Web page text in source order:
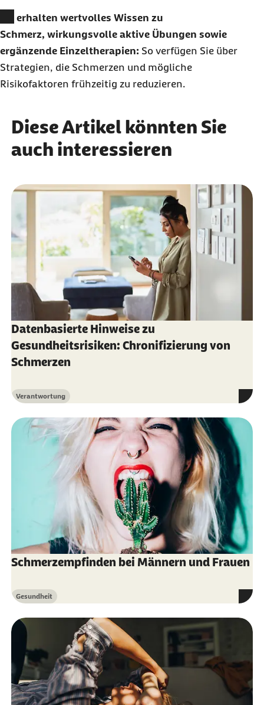
Sie erhalten wertvolles Wissen zu
Schmerz, wirkungsvolle aktive Übungen sowie
ergänzende Einzeltherapien: So verfügen Sie über
Strategien, die Schmerzen und mögliche
Risikofaktoren frühzeitig zu reduzieren.
Diese Artikel könnten Sie
auch interessieren
Datenbasierte Hinweise zu
Gesundheitsrisiken: Chronifizierung von
Schmerzen
Kategorie
Verantwortung
Schmerzempfinden bei Männern und Frauen
Kategorie
Gesundheit